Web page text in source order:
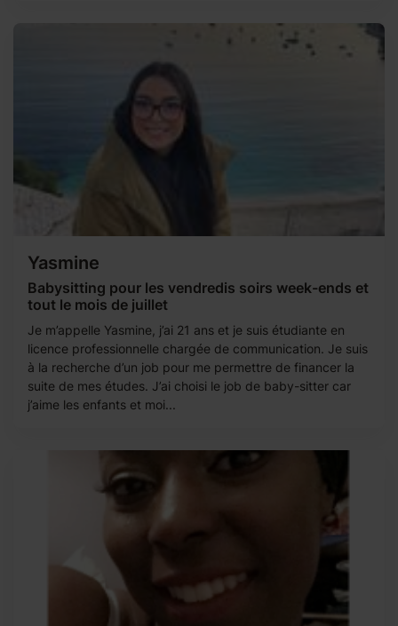
Yasmine
Babysitting pour les vendredis soirs week-ends et
tout le mois de juillet
Je m’appelle Yasmine, j’ai 21 ans et je suis étudiante en
licence professionnelle chargée de communication. Je suis
à la recherche d’un job pour me permettre de financer la
suite de mes études. J’ai choisi le job de baby-sitter car
j’aime les enfants et moi...